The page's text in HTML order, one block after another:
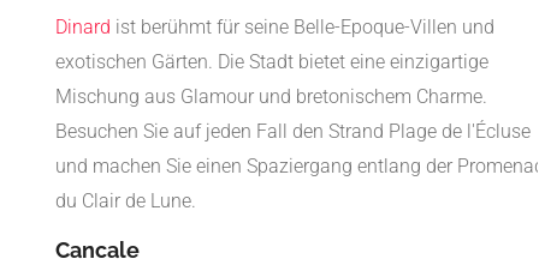
Dinard ist berühmt für seine Belle-Epoque-Villen und
exotischen Gärten. Die Stadt bietet eine einzigartige
Mischung aus Glamour und bretonischem Charme.
Besuchen Sie auf jeden Fall den Strand Plage de l'Écluse
und machen Sie einen Spaziergang entlang der
du Clair de Lune.
Cancale